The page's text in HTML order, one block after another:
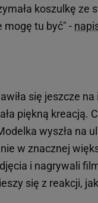
koszulkę ze
mogę tu być" -
się jeszcze
piękną kreacją.
wyszła na
w znacznej
i nagrywali
się z reakcji,